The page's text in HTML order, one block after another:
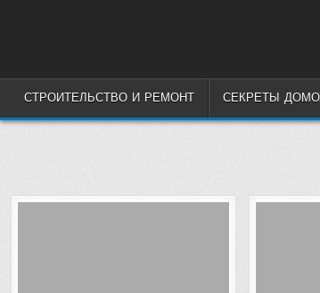
СТРОИТЕЛЬСТВО И РЕМОНТ СЕКРЕТЫ